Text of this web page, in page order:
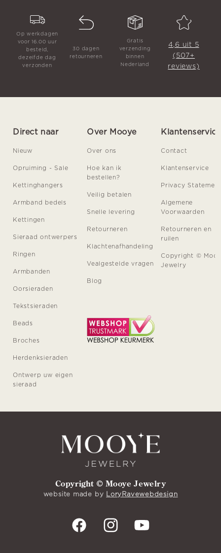
Op werkdagen
voor 16.00 uur
besteld,
dezelfde dag
verzonden
30 dagen
retourneren
Gratis
verzending
binnen
Nederland
4,6 uit 5
(507+
reviews)
Direct naar
Nieuw
Opruiming - Sale
Kettinghangers
Armband bedels
Kettingen
Sieraad ontwerpers
Ringen
Armbanden
Oorsieraden
Tekstsieraden
Beads
Broches
Herdenksieraden
Ontwerp uw eigen
sieraad
Over Mooye
Over ons
Hoe kan ik
bestellen?
Veilig betalen
Snelle levering
Retourneren
Klachtenafhandeling
Vealgestelde vragen
Blog
Klantenservice
Contact
Klantenservice
Privacy
Algemene
Voorwaarden
Retourneren en
ruilen
Copyright ©
Jewelry
Copyright © Mooye Jewelry
website made by LoryRavewebdesign
FacebookInstagramYouTube